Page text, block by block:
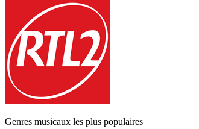
Genres musicaux les plus populaires